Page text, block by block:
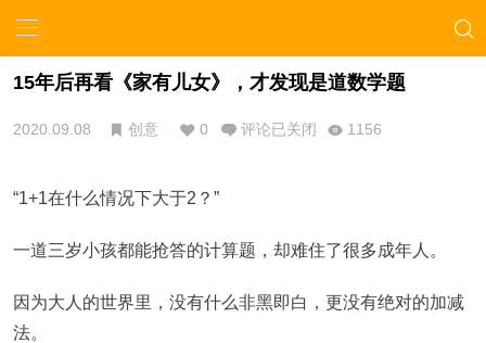
15年后再看《家有儿女》，才发现是道数学题
2020.09.08 创意 0 评论已关闭 1156
“1+1在什么情况下大于2？”
一道三岁小孩都能抢答的计算题，却难住了很多成年人。
因为大人的世界里，没有什么非黑即白，更没有绝对的加减
法。